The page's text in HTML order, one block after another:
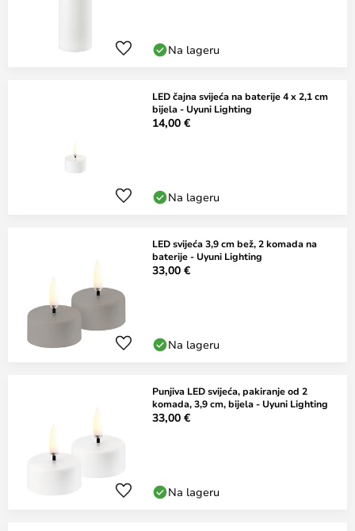
Na lageru
LED čajna svijeća na baterije 4 x 2,1 cm
bijela - Uyuni Lighting
14,00 €
Na lageru
LED svijeća 3,9 cm bež, 2 komada na
baterije - Uyuni Lighting
33,00 €
Na lageru
Punjiva LED svijeća, pakiranje od 2
komada, 3,9 cm, bijela - Uyuni Lighting
33,00 €
Na lageru